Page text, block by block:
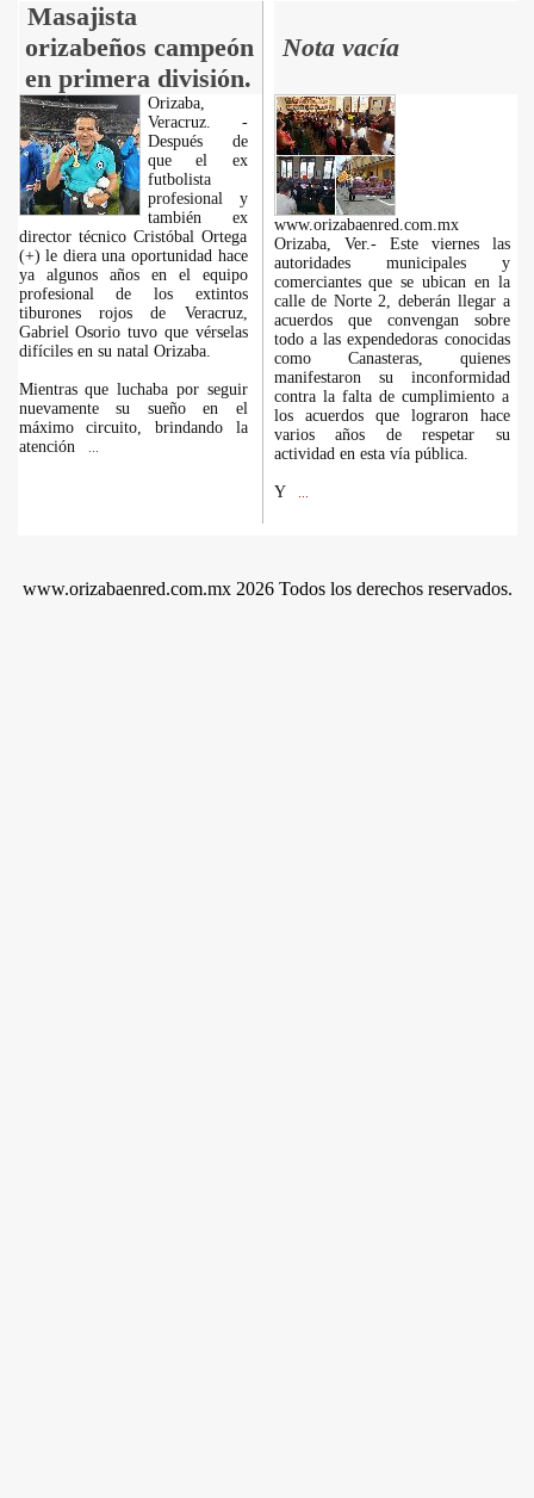
Masajista
orizabeños campeón
en primera división.
Nota vacía
Orizaba,
Veracruz. -
Después de
que el ex
futbolista
profesional y
también ex
director técnico Cristóbal Ortega
(+) le diera una oportunidad hace
ya algunos años en el equipo
profesional de los extintos
tiburones rojos de Veracruz,
Gabriel Osorio tuvo que vérselas
difíciles en su natal Orizaba.
Mientras que luchaba por seguir
nuevamente su sueño en el
máximo circuito, brindando la
atención
www.orizabaenred.com.mx
Orizaba, Ver.- Este viernes las
autoridades municipales y
comerciantes que se ubican en la
calle de Norte 2, deberán llegar a
acuerdos que convengan sobre
todo a las expendedoras conocidas
como Canasteras, quienes
manifestaron su inconformidad
contra la falta de cumplimiento a
los acuerdos que lograron hace
varios años de respetar su
actividad en esta vía pública.
Y
www.orizabaenred.com.mx 2026 Todos los derechos reservados.